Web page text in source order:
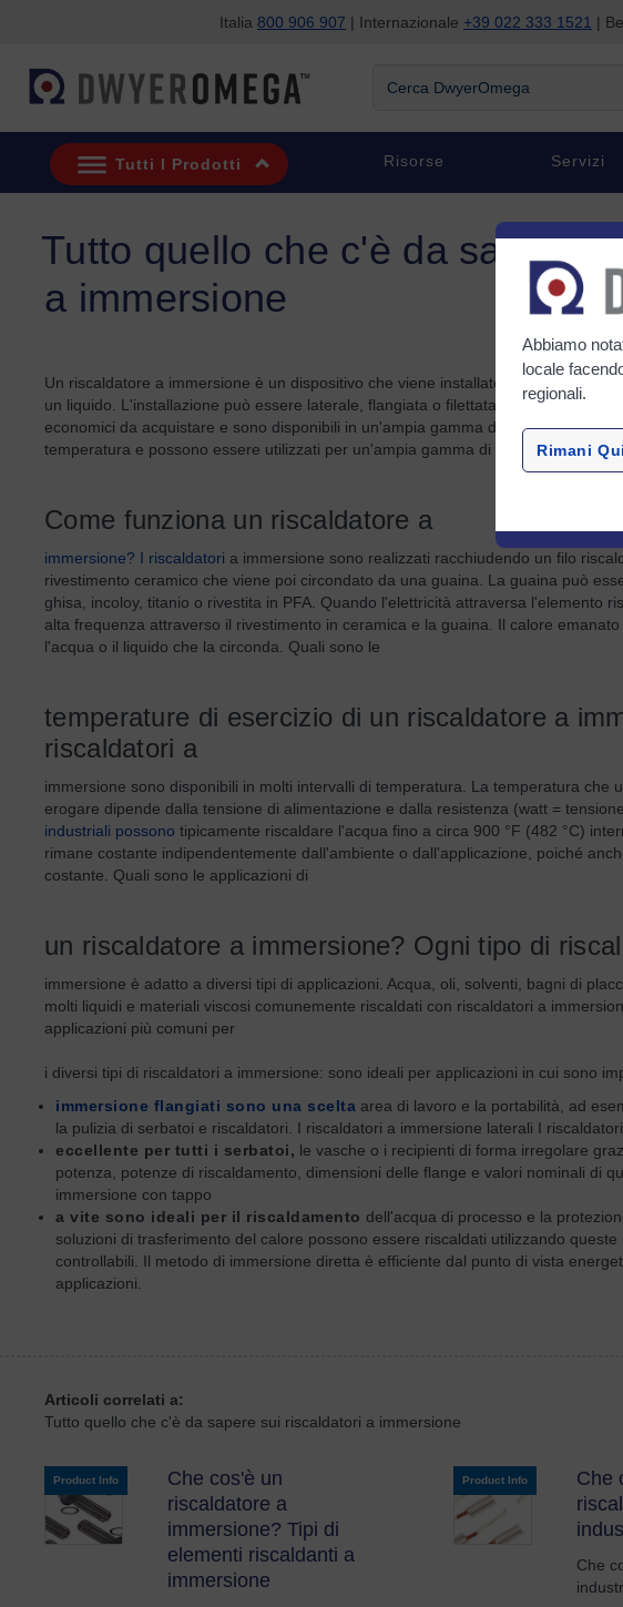
Italia 800 906 907 | Internazionale +39 022 333 1521 |
Tutti I Prodotti Risorse Servizi
Tutto quello che c'è da sapere
a immersione
Un riscaldatore a immersione è un dispositivo che viene installato in un serbatoio
un liquido. L'installazione può essere laterale, flangiata o filettata. I riscaldatori a
economici da acquistare e sono disponibili in un'ampia gamma di configurazioni
temperatura e possono essere utilizzati per un'ampia gamma di applicazioni.
Come funziona un riscaldatore a
immersione? I riscaldatori a immersione sono realizzati racchiudendo un filo
rivestimento ceramico che viene poi circondato da una guaina. La guaina può
ghisa, incoloy, titanio o rivestita in PFA. Quando l'elettricità attraversa l'elemento
alta frequenza attraverso il rivestimento in ceramica e la guaina. Il calore
l'acqua o il liquido che la circonda. Quali sono le
temperature di esercizio di un riscaldatore a
riscaldatori a
immersione sono disponibili in molti intervalli di temperatura. La temperatura che
erogare dipende dalla tensione di alimentazione e dalla resistenza (watt =
industriali possono tipicamente riscaldare l'acqua fino a circa 900 °F (482 °C)
rimane costante indipendentemente dall'ambiente o dall'applicazione, poiché
costante. Quali sono le applicazioni di
un riscaldatore a immersione? Ogni tipo di
immersione è adatto a diversi tipi di applicazioni. Acqua, oli, solventi, bagni di
molti liquidi e materiali viscosi comunemente riscaldati con riscaldatori a
applicazioni più comuni per
i diversi tipi di riscaldatori a immersione: sono ideali per applicazioni in cui sono
immersione flangiati sono una scelta area di lavoro e la portabilità, ad
la pulizia di serbatoi e riscaldatori. I riscaldatori a immersione laterali I
eccellente per tutti i serbatoi, le vasche o i recipienti di forma irregolare
potenza, potenze di riscaldamento, dimensioni delle flange e valori nominali di
immersione con tappo
a vite sono ideali per il riscaldamento dell'acqua di processo e la
soluzioni di trasferimento del calore possono essere riscaldati utilizzando
controllabili. Il metodo di immersione diretta è efficiente dal punto di vista
applicazioni.
Articoli correlati a:
Tutto quello che c'è da sapere sui riscaldatori a immersione
Product Info
Che cos'è un
riscaldatore a
immersione? Tipi di
elementi riscaldanti a
immersione
Product Info
Che
Che
Abbiamo
locale
regionali.
Rimani